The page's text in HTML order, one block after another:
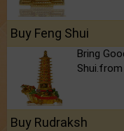
Buy Feng Shui
Bring
Buy Rudraksh